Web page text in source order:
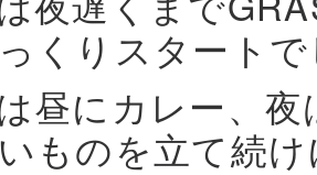
くりスタート
昼にカレー、
ものを立て続